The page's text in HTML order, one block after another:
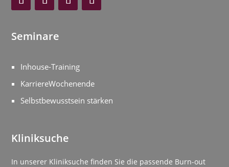
Seminare
Inhouse-Training
KarriereWochenende
Selbstbewusstsein stärken
Kliniksuche
In unserer Kliniksuche finden Sie die passende Burn-out